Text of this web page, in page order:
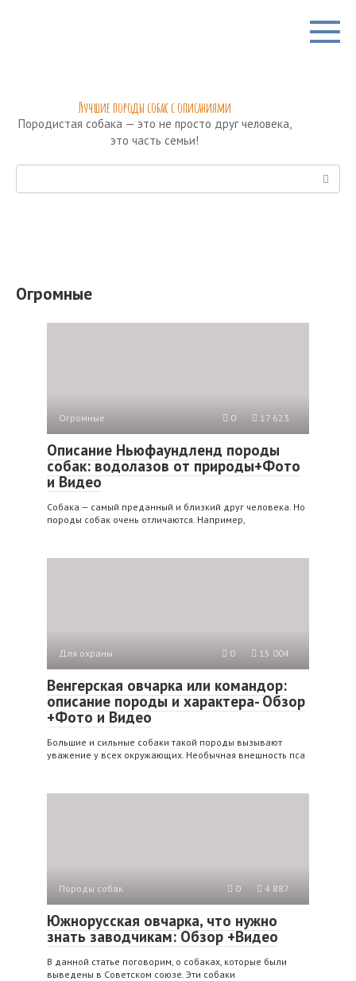
Лучшие породы собак с описаниями
Породистая собака — это не просто друг человека,
это часть семьи!
Огромные
Огромные 0 17 623
Описание Ньюфаундленд породы
собак: водолазов от природы+Фото
и Видео
Собака — самый преданный и близкий друг человека. Но
породы собак очень отличаются. Например,
Для охраны 0 15 004
Венгерская овчарка или командор:
описание породы и характера- Обзор
+Фото и Видео
Большие и сильные собаки такой породы вызывают
уважение у всех окружающих. Необычная внешность пса
Породы собак 0 4 887
Южнорусская овчарка, что нужно
знать заводчикам: Обзор +Видео
В данной статье поговорим, о собаках, которые были
выведены в Советском союзе. Эти собаки